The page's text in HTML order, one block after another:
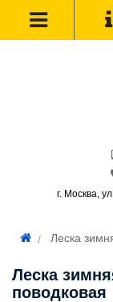
г. Москва,
Леска
Леска
поводковая